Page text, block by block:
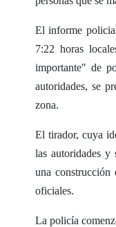
El informe
7:22 horas
importante" de
autoridades, se
zona.
El tirador, cuya
las autoridades y
una
oficiales.
La policía